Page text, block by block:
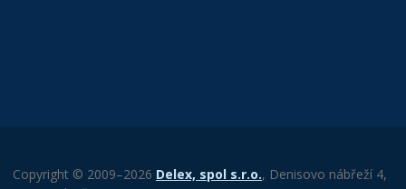
Copyright © 2009–2026 Delex, spol s.r.o., Denisovo nábřeží 4,